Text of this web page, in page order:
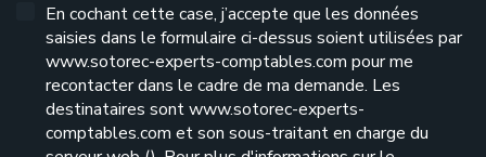
En cochant cette case, j’accepte que les données
saisies dans le formulaire ci-dessus soient utilisées par
www.sotorec-experts-comptables.com pour me
recontacter dans le cadre de ma demande. Les
destinataires sont www.sotorec-experts-
comptables.com et son sous-traitant en charge du